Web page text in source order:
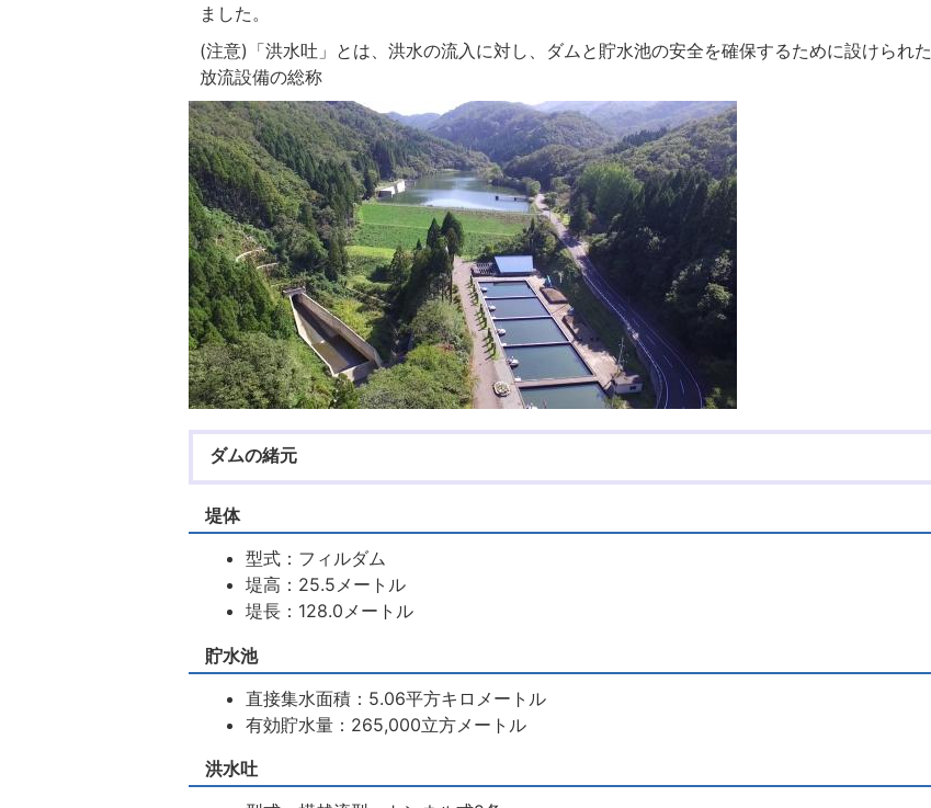
ました。
(注意)「洪水吐」とは、洪水の流入に対し、ダムと貯水池の安全を確保するために設けられた
放流設備の総称
ダムの緒元
堤体
型式：フィルダム
堤高：25.5メートル
堤長：128.0メートル
貯水池
直接集水面積：5.06平方キロメートル
有効貯水量：265,000立方メートル
洪水吐